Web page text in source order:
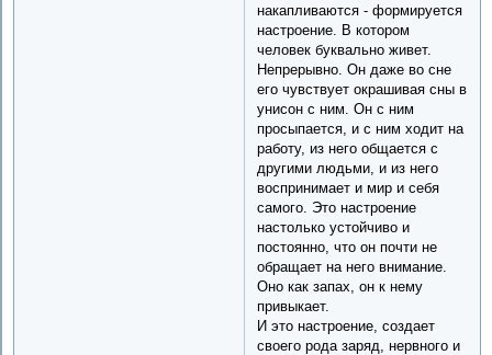
накапливаются - формируется
настроение. В котором
человек буквально живет.
Непрерывно. Он даже во сне
его чувствует окрашивая сны в
унисон с ним. Он с ним
просыпается, и с ним ходит на
работу, из него общается с
другими людьми, и из него
воспринимает и мир и себя
самого. Это настроение
настолько устойчиво и
постоянно, что он почти не
обращает на него внимание.
Оно как запах, он к нему
привыкает.
И это настроение, создает
своего рода заряд, нервного и